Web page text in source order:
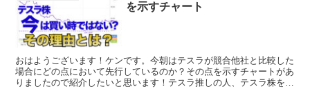
を示すチャート
おはようございます！ケンです。今朝はテスラが競合他社と比較した
場合にどの点において先行しているのか？その点を示すチャートがあ
りましたので紹介したいと思います！テスラ推しの人、テスラ株をさ